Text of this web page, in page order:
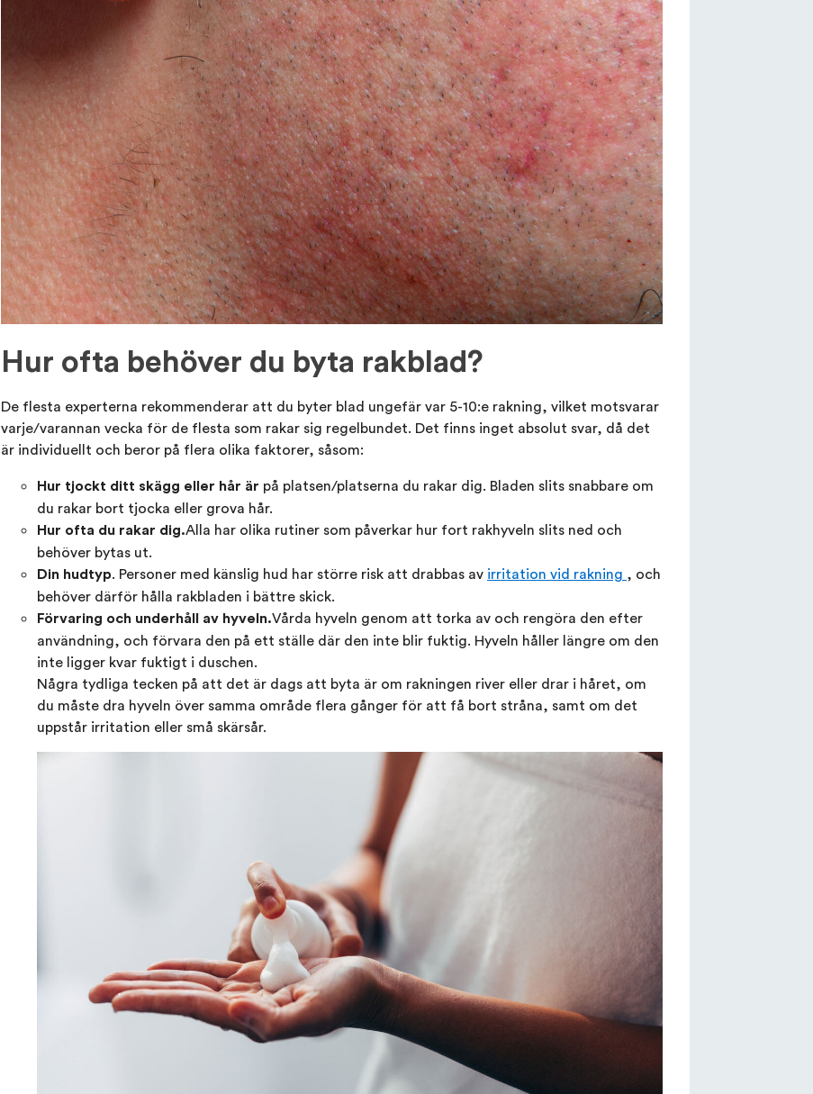
Hur ofta behöver du byta rakblad?
De flesta experterna rekommenderar att du byter blad ungefär var 5-10:e rakning, vilket motsvarar
varje/varannan vecka för de flesta som rakar sig regelbundet. Det finns inget absolut svar, då det
är individuellt och beror på flera olika faktorer, såsom:
Hur tjockt ditt skägg eller hår är på platsen/platserna du rakar dig. Bladen slits snabbare om
du rakar bort tjocka eller grova hår.
Hur ofta du rakar dig.Alla har olika rutiner som påverkar hur fort rakhyveln slits ned och
behöver bytas ut.
Din hudtyp. Personer med känslig hud har större risk att drabbas av irritation vid rakning , och
behöver därför hålla rakbladen i bättre skick.
Förvaring och underhåll av hyveln.Vårda hyveln genom att torka av och rengöra den efter
användning, och förvara den på ett ställe där den inte blir fuktig. Hyveln håller längre om den
inte ligger kvar fuktigt i duschen.
Några tydliga tecken på att det är dags att byta är om rakningen river eller drar i håret, om
du måste dra hyveln över samma område flera gånger för att få bort stråna, samt om det
uppstår irritation eller små skärsår.